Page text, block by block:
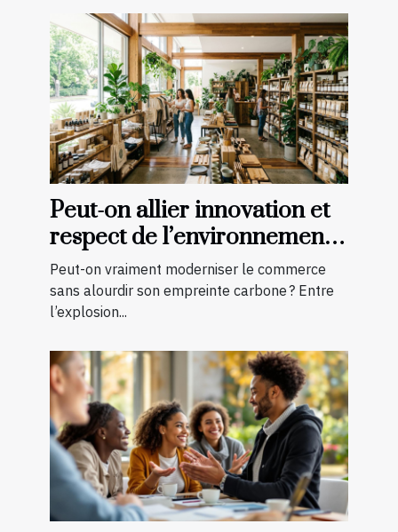
Peut-on allier innovation et
respect de l’environnement
en boutique ?
Peut-on vraiment moderniser le commerce
sans alourdir son empreinte carbone ? Entre
l’explosion...